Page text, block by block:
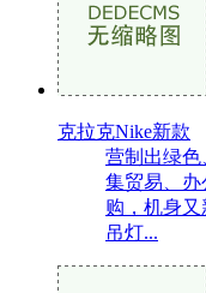
克拉克Nike新款
营制出绿
集贸易、
购，机身
吊灯...